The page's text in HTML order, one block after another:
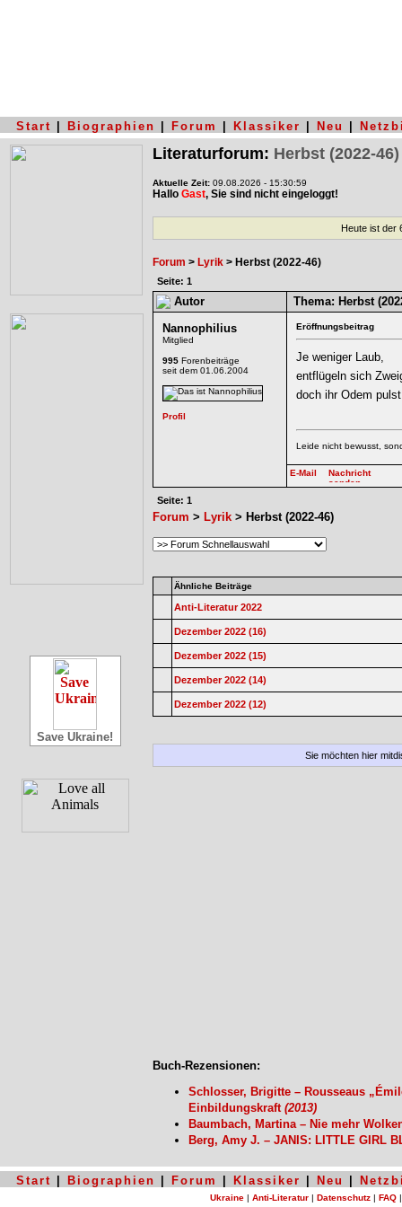
Start Biographien Forum Klassiker Neu
Save Ukraine!
Literaturforum: Herbst (2022-46)
Aktuelle Zeit: 09.08.2026 - 15:30:59
Hallo Gast, Sie sind nicht eingeloggt!
Heute ist der
Forum > Lyrik > Herbst (2022-46)
Seite: 1
Autor Thema: Herbst
Nannophilius
Mitglied
995 Forenbeiträge
seit dem 01.06.2004
Eröffnungsbeitrag
Je weniger Laub,
entflügeln sich
doch ihr Odem
Leide nicht bewusst,
Seite: 1
Forum > Lyrik > Herbst (2022-46)
Ähnliche Beiträge
Anti-Literatur 2022
Dezember 2022 (16)
Dezember 2022 (15)
Dezember 2022 (14)
Dezember 2022 (12)
Sie möchten hier
Buch-Rezensionen:
Schlosser, Brigitte – Rousseaus
Einbildungskraft (2013)
Baumbach, Martina – Nie mehr
Berg, Amy J. – JANIS: LITTLE GIRL
Start Biographien Forum Klassiker Neu
Ukraine | Anti-Literatur | Datenschutz | FAQ